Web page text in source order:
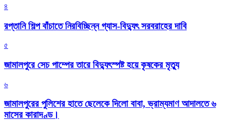
৪
রপ্তানি শিল্প বাঁচাতে নিরবিচ্ছিন্ন গ্যাস-বিদ্যুৎ সরবরাহের দাবি
৫
জামালপুরে সেচ পাম্পের তারে বিদ্যুৎস্পষ্ট হয়ে কৃষকের মৃত্যু
৬
জামালপুরের পুলিশের হাতে ছেলেকে দিলো বাবা, ভ্রাম্যমাণ আদালতে ৬
মাসের কারাদণ্ড।